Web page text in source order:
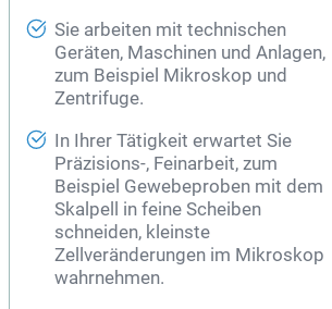
Sie arbeiten mit technischen
Geräten, Maschinen und Anlagen,
zum Beispiel Mikroskop und
Zentrifuge.
In Ihrer Tätigkeit erwartet Sie
Präzisions-, Feinarbeit, zum
Beispiel Gewebeproben mit dem
Skalpell in feine Scheiben
schneiden, kleinste
Zellveränderungen im Mikroskop
wahrnehmen.